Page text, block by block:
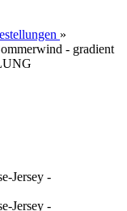
»
- gradient